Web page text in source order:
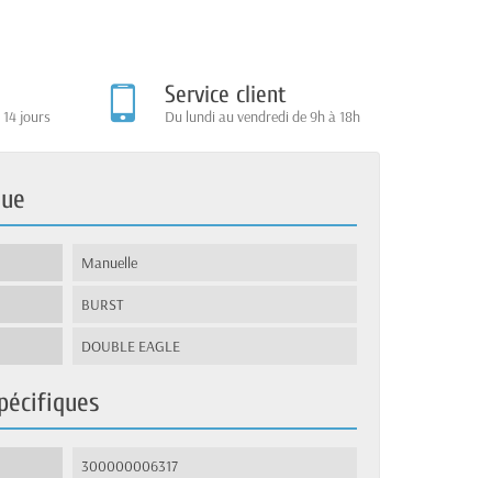
jours
Service client
Du lundi au vendredi de 9h à 18h
Manuelle
BURST
DOUBLE EAGLE
300000006317